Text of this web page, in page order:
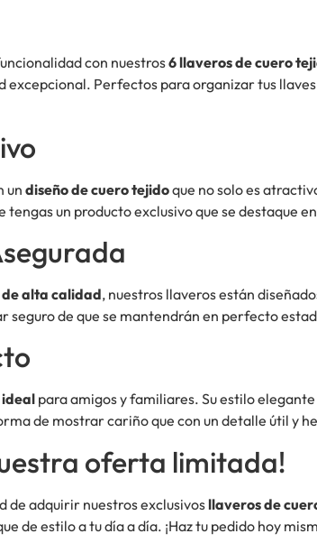
con nuestros6 llaveros de cuero
excepcional. Perfectos para organizar tus
un diseño de cuero tejidoque no solo es
un producto exclusivo que se destaque
alta calidad, nuestros llaveros están
seguro de que se mantendrán en perfecto
para amigos y familiares. Su estilo
de mostrar cariño que con un detalle útil y
oferta limitada!
de adquirir nuestros exclusivosllaveros de
de estilo a tu día a día. ¡Haz tu pedido hoy